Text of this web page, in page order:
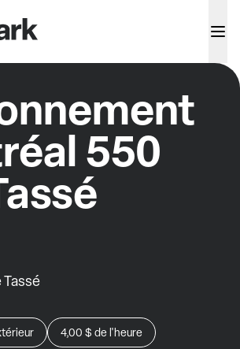
550
Tassé
4,00 $ de l'heure